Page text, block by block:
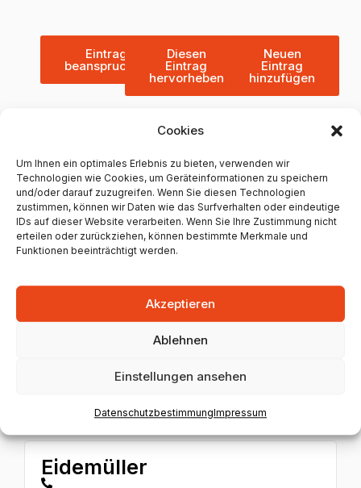
Cookies
Um Ihnen ein optimales Erlebnis zu bieten, verwenden wir
Technologien wie Cookies, um Geräteinformationen zu speichern
und/oder darauf zuzugreifen. Wenn Sie diesen Technologien
zustimmen, können wir Daten wie das Surfverhalten oder eindeutige
IDs auf dieser Website verarbeiten. Wenn Sie Ihre Zustimmung nicht
erteilen oder zurückziehen, können bestimmte Merkmale und
Funktionen beeinträchtigt werden.
Akzeptieren
Ablehnen
Einstellungen ansehen
DatenschutzbestimmungImpressum
Eintrag
beanspruchen
Diesen
Eintrag
hervorheben
Neuen
Eintrag
hinzufügen
Weitere Thai Massagen in
Mainz
Dokmai Thaimassage
+49613145069
0 Google Bewertungen
Eidemüller